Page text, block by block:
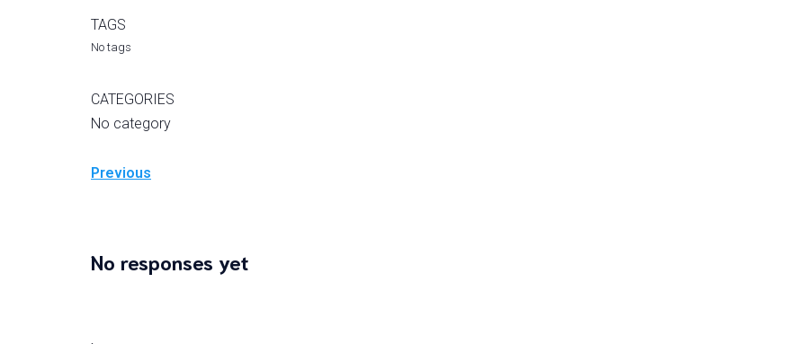
TAGS
No tags
CATEGORIES
No category
Previous
No responses yet